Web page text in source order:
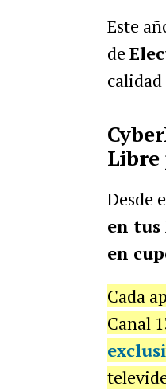
Este
de
calidad
Libre
Desde
en tus
en
Cada
Canal